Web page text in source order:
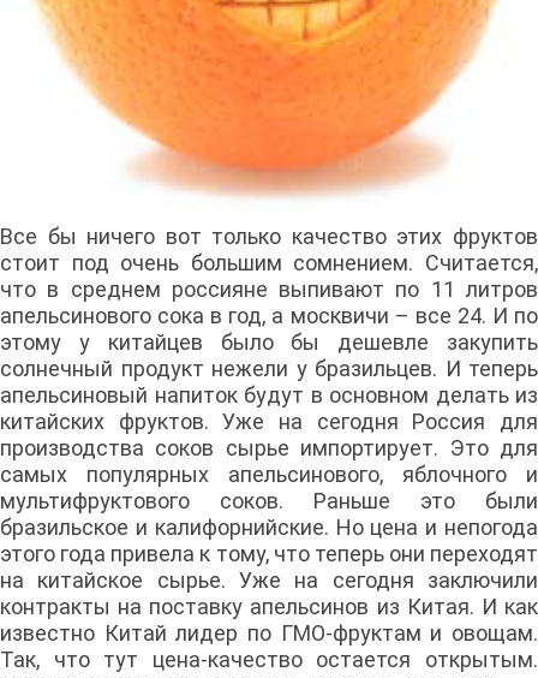
Все бы ничего вот только качество этих фруктов
стоит под очень большим сомнением. Считается,
что в среднем россияне выпивают по 11 литров
апельсинового сока в год, а москвичи – все 24. И по
этому у китайцев было бы дешевле закупить
солнечный продукт нежели у бразильцев. И теперь
апельсиновый напиток будут в основном делать из
китайских фруктов. Уже на сегодня Россия для
производства соков сырье импортирует. Это для
самых популярных апельсинового, яблочного и
мультифруктового соков. Раньше это были
бразильское и калифорнийские. Но цена и непогода
этого года привела к тому, что теперь они переходят
на китайское сырье. Уже на сегодня заключили
контракты на поставку апельсинов из Китая. И как
известно Китай лидер по ГМО-фруктам и овощам.
Так, что тут цена-качество остается открытым.